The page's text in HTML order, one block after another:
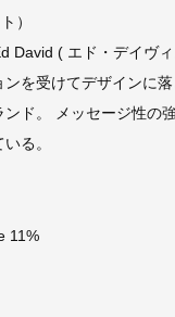
）
David ( エド・デイヴ
を受けてデザインに
ド。 メッセージ性の
る。
11%